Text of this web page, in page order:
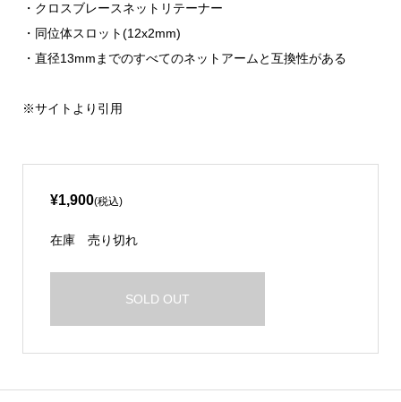
・クロスブレースネットリテーナー
・同位体スロット(12x2mm)
・直径13mmまでのすべてのネットアームと互換性がある
※サイトより引用
¥1,900(税込)
在庫 売り切れ
SOLD OUT